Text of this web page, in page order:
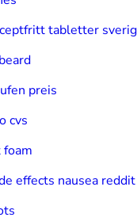
tabletter
preis
cvs
effects nausea reddit